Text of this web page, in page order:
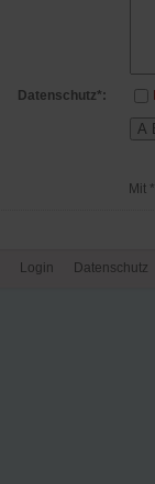
Datenschutz*:
Mit
Login Datenschutz